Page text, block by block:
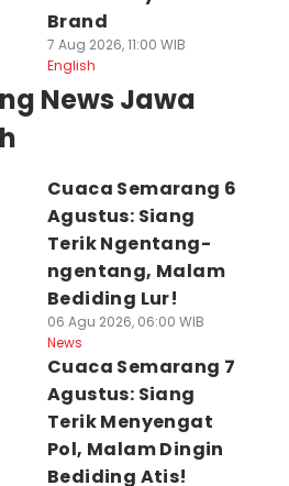
Brand
7 Aug 2026, 11:00 WIB
English
News Jawa
Cuaca Semarang 6
Agustus: Siang
Terik Ngentang-
ngentang, Malam
Bediding Lur!
06 Agu 2026, 06:00 WIB
News
Cuaca Semarang 7
Agustus: Siang
Terik Menyengat
Pol, Malam Dingin
Bediding Atis!